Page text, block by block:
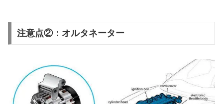
注意点②：オルタネーター